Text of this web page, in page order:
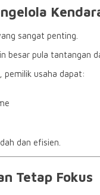
sangat penting.
besar pula tantangan
, pemilik usaha dapat:
dan efisien.
Tetap Fokus